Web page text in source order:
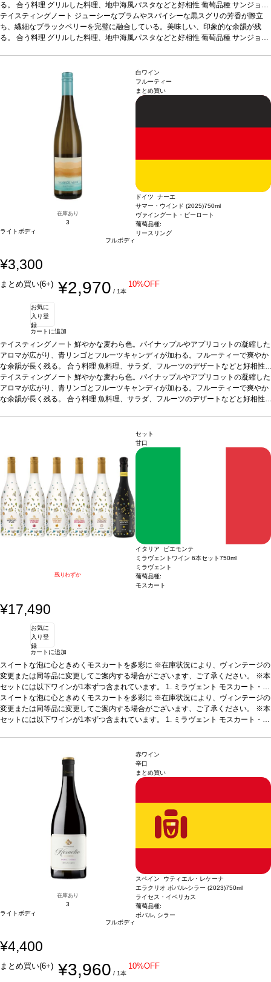
る。 合う料理 グリルした料理、地中海風パスタなどと好相性 葡萄品種 サンジョヴ
ェーゼ 100%*本ヴィンテージが在庫切れの場合、在庫があり価格が同様の場合は
自動的に次のヴィンテージに変更されます、ご了承ください。
テイスティングノート ジューシーなプラムやスパイシーな黒スグリの芳香が際立
ち、繊細なブラックベリーを完璧に融合している。美味しい、印象的な余韻が残
る。 合う料理 グリルした料理、地中海風パスタなどと好相性 葡萄品種 サンジョヴ
在庫あり
3
ライトボディ
フルボディ
白ワイン
フルーティー
まとめ買い
ドイツ ナーエ
サマー・ウインド (2025)750ml
ヴァイングート・ピーロート
葡萄品種:
リースリング
¥3,300
まとめ買い(6+) ¥2,970 / 1本
10%OFF
お気に
入り登
録
カートに追加
テイスティングノート 鮮やかな麦わら色。パイナップルやアプリコットの凝縮した
アロマが広がり、青リンゴとフルーツキャンディが加わる。フルーティーで爽やか
な余韻が長く残る。 合う料理 魚料理、サラダ、フルーツのデザートなどと好相性
葡萄品種リースリング*本ヴィンテージが在庫切れの場合、在庫があり価格が同様
の場合は自動的に次のヴィンテージに変更されます、ご了承ください。
テイスティングノート 鮮やかな麦わら色。パイナップルやアプリコットの凝縮した
アロマが広がり、青リンゴとフルーツキャンディが加わる。フルーティーで爽やか
な余韻が長く残る。 合う料理 魚料理、サラダ、フルーツのデザートなどと好相性
残りわずか
セット
甘口
イタリア ピエモンテ
ミラヴェントワイン 6本セット750ml
ミラヴェント
葡萄品種:
モスカート
¥17,490
お気に
入り登
録
カートに追加
スイートな泡に心ときめくモスカートを多彩に ※在庫状況により、ヴィンテージの
変更または同等品に変更してご案内する場合がございます、ご了承ください。 ※本
セットには以下ワインが1本ずつ含まれています。
1. ミラヴェント モスカート・ダ
スティ (2024)イタリア、ピエモンテ / 白・微発泡 / 甘口テイスティングノート鮮
やかな麦わら色。モスカートのフローラルなノーズを示し、桃のフルーティーさが
広がる。口に含むと軽やかな甘い余韻を感じ、魅惑的な果実味が続く、親しみやす
鮮やかな麦わら色。モスカートのフローラルなノーズを示
し、ライチのフルーティーさが広がる。口に含むと素晴らしく滑らかで、エキゾチ
ックフルーツを含む、心地良い甘味に長い余韻が続く。
フルーツなどのデザートなどと好相性
葡萄品種
3. ミラヴェント モスカート＆ピーチ
テイスティングノート
鮮やかな麦わら色。モスカートのフローラルなノーズを示
し、桃のフルーティーさが広がる。口に含むと軽やかな甘い余韻を感じ、魅惑的な
果実味が続く、親しみやすい一本。
ペイストリーやフルーツなどのデザ
ートなどと好相性
葡萄品種 認証サステナブル
モスカート＆ストロベリー
イタリア、ピエモンテ / 白・微発泡 / 甘口テイスティン
鮮やかな麦わら色。モスカートのフローラルなノーズを示し、イチゴのフ
ルーティーさが広がる。口に含むと軽やかな甘味が広がり、バランスの取れた余韻
が続く。生き生きとして、親しみやすい一本。 合う料理ペイストリーやフルーツ
などのデザートなどと好相性
モスカート 100%認証 サステナブル
ヴェント モスカート＆ココ
イタリア、ピエモンテ / 白・微発泡 / 甘口
グノート 鮮やかな麦わら色。モスカートのフローラルのアロマが広がり、ココナッ
ツのフルーティーでトロピカルな芳香が加わる。口に含むと、心地よい甘味を感
ー、フルーツなどと好相性
ィングノート鮮やかな麦わら色、繊細で滑らかな泡が立ち上る。ノーズはほのかな
スイートな泡に心ときめくモスカートを多彩に ※在庫状況により、ヴィンテージの
変更または同等品に変更してご案内する場合がございます、ご了承ください。 ※本
セットには以下ワインが1本ずつ含まれています。
1. ミラヴェント モスカート・ダ
広がる。口に含むと軽やかな甘い余韻を感じ、魅惑的な果実味が続く、親しみやす
説明などと好相性 葡萄品種
2. ミラヴェント モスカート＆ライチ
イタリア、ピエモンテ / 白・微発泡 / 甘口
テイスティングノート鮮やかな麦わら色。モスカートのフローラルなノーズを示
し、ライチのフルーティーさが広がる。口に含むと素晴らしく滑らかで、エキゾチ
ックフルーツを含む、心地良い甘味に長い余韻が続く。
フルーツなどのデザートなどと好相性
葡萄品種モスカート 100%
3. ミラヴェント モスカート＆ピーチ
イタリア、ピエモンテ / 白・微発泡 / 甘口
テイスティングノート
鮮やかな麦わら色。モスカートのフローラルなノーズを示
し、桃のフルーティーさが広がる。口に含むと軽やかな甘い余韻を感じ、魅惑的な
果実味が続く、親しみやすい一本。
ートなどと好相性葡萄品種 モスカート 100%認証サステナブル4. ミラヴェント
イタリア、ピエモンテ / 白・微発泡 / 甘口
鮮やかな麦わら色。モスカートのフローラルなノーズを示し、イチゴのフ
ルーティーさが広がる。口に含むと軽やかな甘味が広がり、バランスの取れた余韻
が続く。生き生きとして、親しみやすい一本。合う料理
葡萄品種 モスカート 100%
グノート鮮やかな麦わら色。モスカートのフローラルのアロマが広がり、ココナッ
じ、バランスが良く、魅力的で爽やかな一本。 合う料理
在庫あり
3
ライトボディ
フルボディ
赤ワイン
辛口
まとめ買い
スペイン ウティエル・レケーナ
エラクリオ ボバル-シラー (2023)750ml
ライセス・イベリカス
葡萄品種:
ボバル, シラー
¥4,400
まとめ買い(6+) ¥3,960 / 1本
10%OFF